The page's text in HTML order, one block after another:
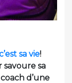
sa vie!
savoure sa
d’une